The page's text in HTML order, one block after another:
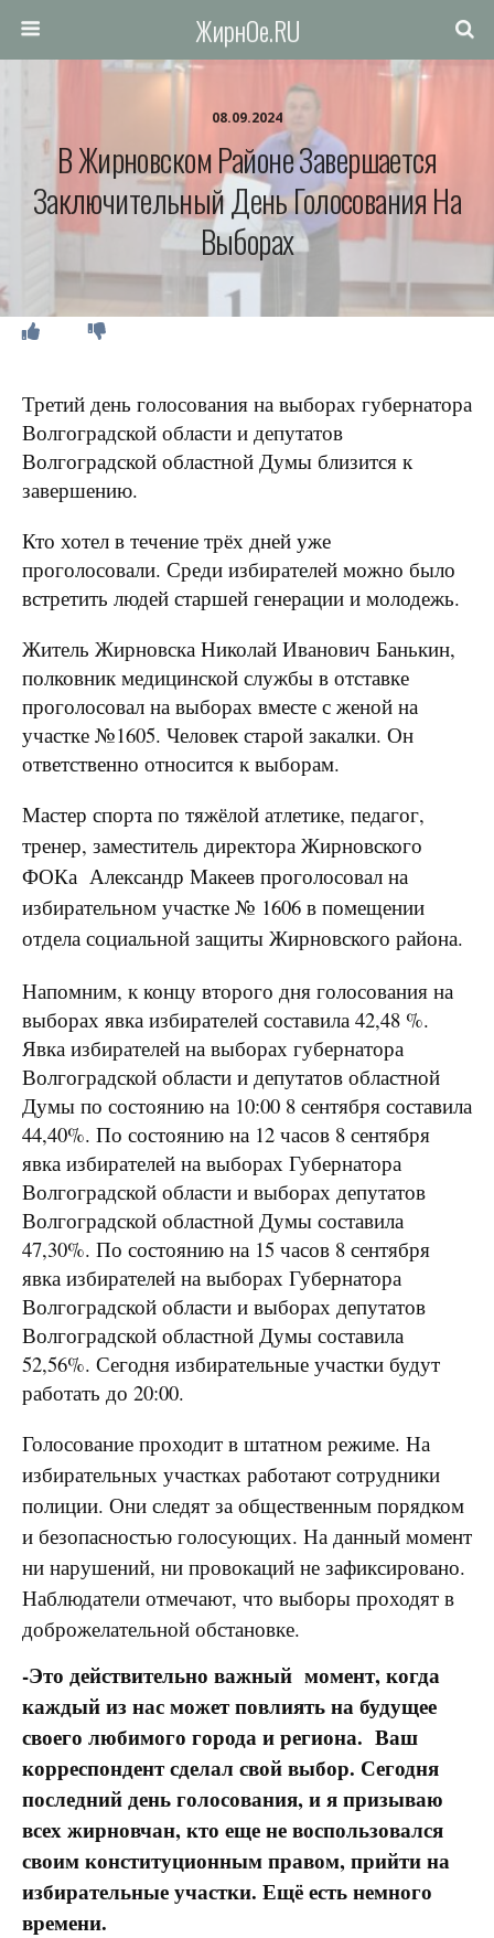
ЖирнОе.RU
08.09.2024
В Жирновском Районе Завершается
Заключительный День Голосования На
Выборах
Третий день голосования на выборах губернатора
Волгоградской области и депутатов
Волгоградской областной Думы близится к
завершению.
Кто хотел в течение трёх дней уже
проголосовали. Среди избирателей можно было
встретить людей старшей генерации и молодежь.
Житель Жирновска Николай Иванович Банькин,
полковник медицинской службы в отставке
проголосовал на выборах вместе с женой на
участке №1605. Человек старой закалки. Он
ответственно относится к выборам.
Мастер спорта по тяжёлой атлетике, педагог,
тренер, заместитель директора Жирновского
ФОКа Александр Макеев проголосовал на
избирательном участке № 1606 в помещении
отдела социальной защиты Жирновского района.
Напомним, к концу второго дня голосования на
выборах явка избирателей составила 42,48 %.
Явка избирателей на выборах губернатора
Волгоградской области и депутатов областной
Думы по состоянию на 10:00 8 сентября составила
44,40%. По состоянию на 12 часов 8 сентября
явка избирателей на выборах Губернатора
Волгоградской области и выборах депутатов
Волгоградской областной Думы составила
47,30%. По состоянию на 15 часов 8 сентября
явка избирателей на выборах Губернатора
Волгоградской области и выборах депутатов
Волгоградской областной Думы составила
52,56%. Сегодня избирательные участки будут
работать до 20:00.
Голосование проходит в штатном режиме. На
избирательных участках работают сотрудники
полиции. Они следят за общественным порядком
и безопасностью голосующих. На данный момент
ни нарушений, ни провокаций не зафиксировано.
Наблюдатели отмечают, что выборы проходят в
доброжелательной обстановке.
-Это действительно важный момент, когда
каждый из нас может повлиять на будущее
своего любимого города и региона. Ваш
корреспондент сделал свой выбор. Сегодня
последний день голосования, и я призываю
всех жирновчан, кто еще не воспользовался
своим конституционным правом, прийти на
избирательные участки. Ещё есть немного
времени.